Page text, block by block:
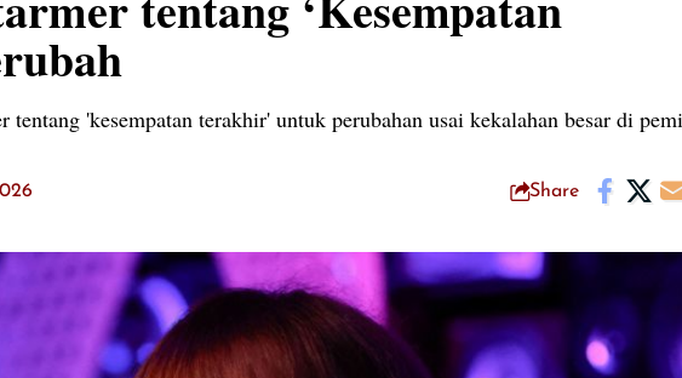
'kesempatan terakhir' untuk perubahan usai kekalahan besar di
Share